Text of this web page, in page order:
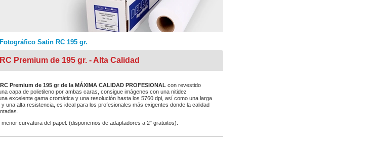
Fotográfico Satin RC 195 gr.
Premium de 195 gr. - Alta Calidad
Premium de 195 gr de la MÁXIMA CALIDAD PROFESIONAL con revestido
capa de polietileno por ambas caras, consigue imágenes con una nitidez
excelente gama cromática y una resolución hasta los 5760 dpi, así como una larga
una alta resistencia, es ideal para los profesionales más exigentes donde la calidad
curvatura del papel. (disponemos de adaptadores a 2" gratuitos).